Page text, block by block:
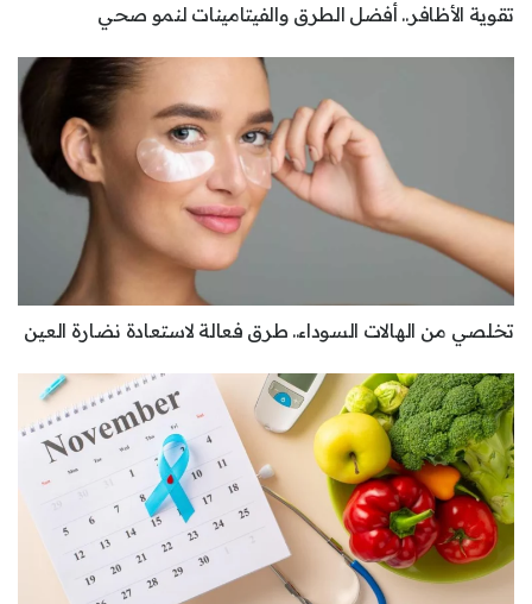
تقوية الأظافر.. أفضل الطرق والفيتامينات لنمو صحي
تخلصي من الهالات السوداء.. طرق فعالة لاستعادة نضارة العين